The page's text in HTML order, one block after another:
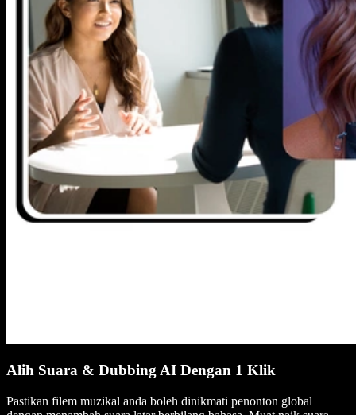
Alih Suara & Dubbing AI Dengan 1 Klik
Pastikan filem muzikal anda boleh dinikmati penonton global